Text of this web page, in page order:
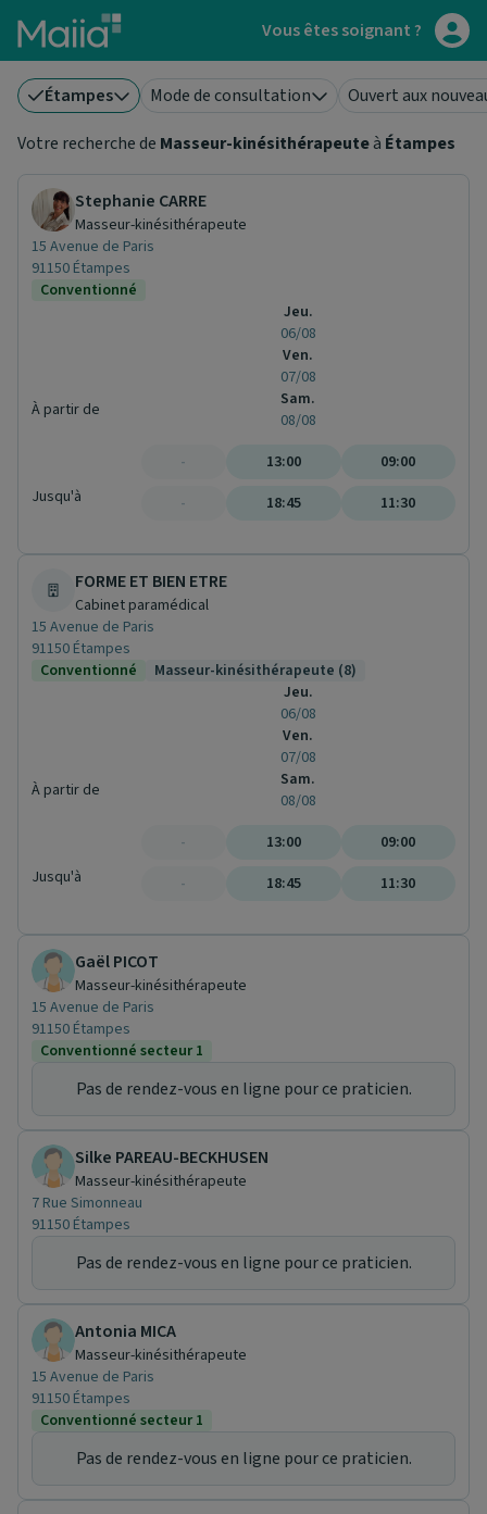
Aller au contenu principal Vous êtes soignant ?
Étampes Mode de consultation
Ouvert aux
Votre recherche de Masseur-kinésithérapeuteà Étampes
Stephanie CARRE
Masseur-kinésithérapeute
15 Avenue de Paris
91150 Étampes
Conventionné
À partir de
Jusqu'à
Jeu.
06/08
Ven.
07/08
Sam.
08/08
-
-
13:00
18:45
09:00
11:30
FORME ET BIEN ETRE
Cabinet paramédical
15 Avenue de Paris
91150 Étampes
Conventionné
Masseur-kinésithérapeute (8)
À partir de
Jusqu'à
Jeu.
06/08
Ven.
07/08
Sam.
08/08
-
-
13:00
18:45
09:00
11:30
Gaël PICOT
Masseur-kinésithérapeute
15 Avenue de Paris
91150 Étampes
Conventionné secteur 1
Pas de rendez-vous en ligne pour ce praticien.
Silke PAREAU-BECKHUSEN
Masseur-kinésithérapeute
7 Rue Simonneau
91150 Étampes
Pas de rendez-vous en ligne pour ce praticien.
Antonia MICA
Masseur-kinésithérapeute
15 Avenue de Paris
91150 Étampes
Conventionné secteur 1
Pas de rendez-vous en ligne pour ce praticien.